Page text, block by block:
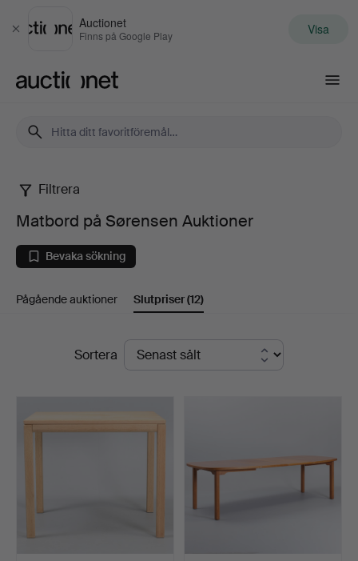
Stäng
Auctionet
Finns på Google Play Visa
Matbord
på
Sørensen
Auktioner
Filtrera
Matbord på Sørensen Auktioner
Bevaka sökning
Pågående auktioner Slutpriser(12)
SlutpriserSortera